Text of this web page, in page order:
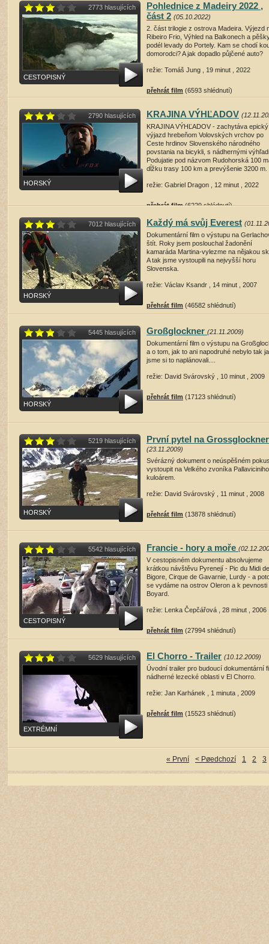
2773 hlasujících
CESTOPISNÝ
Pohlednice z Madeiry 2022 ,
část 2 (05.10.2022)
2. část trilogie z ostrova Madeira. Výjezd
Ribeiro Frio, Výhled na Balkonech a
podél levady do Portely. Kam se chodí
domorodci? A jak dopadlo půjčené auto?
režie: Tomáš Jung , 19 minut , 2022
přehrát film (6593 shlédnutí)
2790 hlasujících
HORSKÝ
KRAJINA VÝHĽADOV
KRAJINA VÝHĽADOV - zachytáva epický
výjazd hrebeňom Volovských vrchov po
Ceste hrdinov Slovenského národného
povstania na bicykli, s nádhernými
Podujatie pod názvom Rudohorská 100
dĺžku trasy 100 km a prevýšenie 3200 m.
režie: Gabriel Dragon , 12 minut , 2022
přehrát film (6229 shlédnutí)
7012 hlasujících
HORSKÝ
Každý má svůj Everest
Dokumentární film o výstupu na
štít. Roky jsem poslouchal žadonění
kamaráda Martina-vylezme na nějakou
A tak jsme vystoupili na nejvyšší horu
Slovenska.
režie: Václav Ksandr , 14 minut , 2007
přehrát film (46582 shlédnutí)
5445 hlasujících
HORSKÝ
Großglockner (21.11.2009)
Dokumentární film o výstupu na
a o tom, jak to ani napodruhé nebylo tak
jsme si to naplánovali....
režie: David Svárovský , 10 minut , 2009
přehrát film (17123 shlédnutí)
5219 hlasujících
HORSKÝ
První pytel na Grossglockner
(23.11.2009)
Svérázný dokument o neúspěšném
vystoupit na Velkého zvoníka Pallaviciniho
kuloárem.
režie: David Svárovský , 11 minut , 2008
přehrát film (13878 shlédnutí)
5542 hlasujících
CESTOPISNÝ
Francie - hory a moře
V cestopisném dokumentu absolvujeme
krátkou návštěvu Pyrenejí - Pic du Midi de
Bigore, Cirque de Gavarnie, Lurdy - a
se vydáme na ostrov Oleron a k pevnosti
Boyard.
režie: Lenka Čepčářová , 28 minut , 2006
přehrát film (27994 shlédnutí)
5629 hlasujících
EXTRÉMNÍ
El Chorro - Trailer (10.12.2009)
Úvodní trailer pro budoucí dokumentární
nádherné lezecké oblasti v El Chorro.
režie: Jan Karhánek , 1 minuta , 2009
přehrát film (15523 shlédnutí)
« První < Pøedchozí 1 2 3